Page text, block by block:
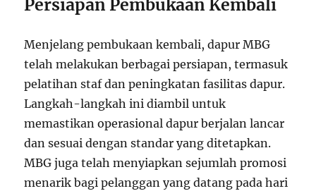
Persiapan Pembukaan Kembali
Menjelang pembukaan kembali, dapur MBG
telah melakukan berbagai persiapan, termasuk
pelatihan staf dan peningkatan fasilitas dapur.
Langkah-langkah ini diambil untuk
memastikan operasional dapur berjalan lancar
dan sesuai dengan standar yang ditetapkan.
MBG juga telah menyiapkan sejumlah promosi
menarik bagi pelanggan yang datang pada hari